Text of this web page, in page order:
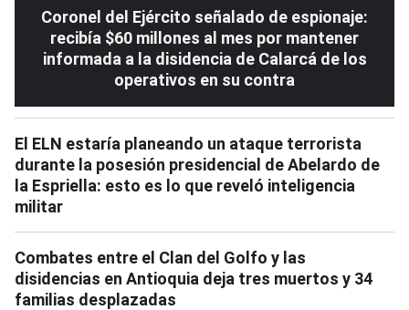
Coronel del Ejército señalado de espionaje:
recibía $60 millones al mes por mantener
informada a la disidencia de Calarcá de los
operativos en su contra
El ELN estaría planeando un ataque terrorista
durante la posesión presidencial de Abelardo de
la Espriella: esto es lo que reveló inteligencia
militar
Combates entre el Clan del Golfo y las
disidencias en Antioquia deja tres muertos y 34
familias desplazadas